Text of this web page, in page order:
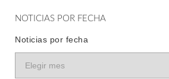
NOTICIAS POR FECHA
Noticias por fecha